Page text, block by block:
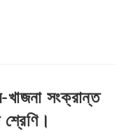
সংক্রান্ত